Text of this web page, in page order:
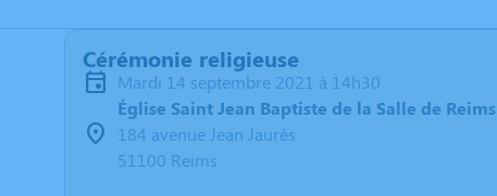
Cérémonie religieuse
mardi 14 septembre 2021 à 14h30
Église Saint Jean Baptiste de la Salle de Reims
184 avenue Jean Jaurès
51100 Reims